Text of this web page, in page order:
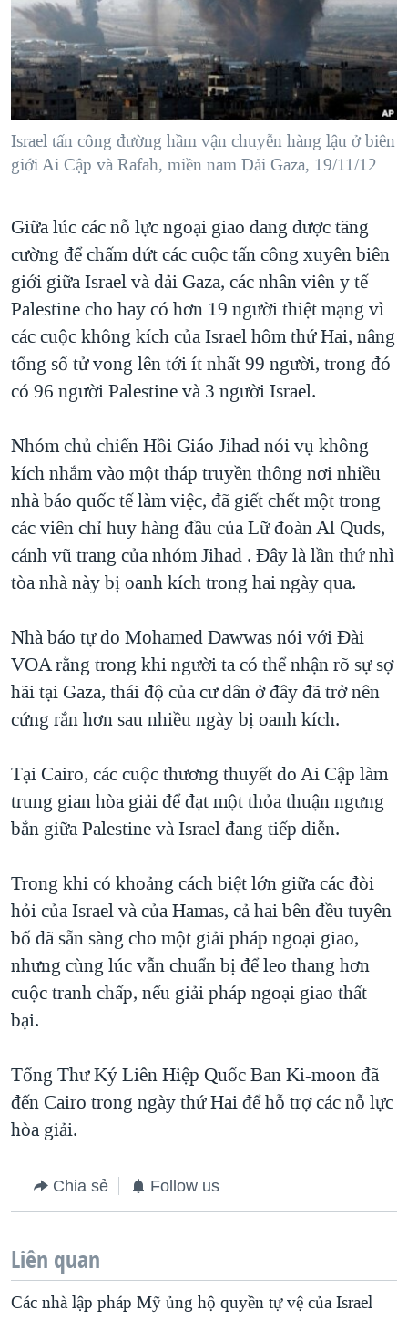
"Tìm" NGƯỜI VIỆT HẢI NGOẠI
ĐỜI SỐNG
KINH TẾ
KHOA HỌC
SỨC KHOẺ
GIÁO DỤC
TẠI
HÀNH TRÌNH BẦU CỬ 2024
MỘT NĂM CHIẾN TRANH TẠI DẢI GAZA
GIẢI MÃ VÀNH ĐAI & CON ĐƯỜNG
NGÀY TỊ NẠN THẾ GIỚI
TRỊNH VĨNH BÌNH - NGƯỜI HẠ 'BÊN THẮNG CUỘC'
CHI PHÍ CHIẾN TRANH AFGHANISTAN
CÁC GIÁ TRỊ CỘNG HÒA Ở VIỆT NAM
THƯỢNG ĐỈNH TRUMP-KIM TẠI VIỆT NAM
TRỊNH VĨNH BÌNH VS. CHÍNH PHỦ VIỆT NAM
NGƯ DÂN VIỆT VÀ LÀN SÓNG TRỘM HẢI SÂM
BÊN KIA QUỐC LỘ: TIẾNG VỌNG TỪ NÔNG THÔN MỸ
VIDEO
NGHE
MẠNG XÃ HỘI
Israel tấn công đường hầm vận chuyễn hàng lậu ở biên
giới Ai Cập và Rafah, miền nam Dải Gaza, 19/11/12
Giữa lúc các nỗ lực ngoại giao đang được tăng
cường để chấm dứt các cuộc tấn công xuyên biên
giới giữa Israel và dải Gaza, các nhân viên y tế
Palestine cho hay có hơn 19 người thiệt mạng vì
các cuộc không kích của Israel hôm thứ Hai, nâng
tổng số tử vong lên tới ít nhất 99 người, trong đó
có 96 người Palestine và 3 người Israel.
Nhóm chủ chiến Hồi Giáo Jihad nói vụ không
kích nhắm vào một tháp truyền thông nơi nhiều
nhà báo quốc tế làm việc, đã giết chết một trong
các viên chỉ huy hàng đầu của Lữ đoàn Al Quds,
cánh vũ trang của nhóm Jihad . Đây là lần thứ nhì
tòa nhà này bị oanh kích trong hai ngày qua.
Nhà báo tự do Mohamed Dawwas nói với Đài
VOA rằng trong khi người ta có thể nhận rõ sự sợ
hãi tại Gaza, thái độ của cư dân ở đây đã trở nên
cứng rắn hơn sau nhiều ngày bị oanh kích.
Tại Cairo, các cuộc thương thuyết do Ai Cập làm
trung gian hòa giải để đạt một thỏa thuận ngưng
bắn giữa Palestine và Israel đang tiếp diễn.
Trong khi có khoảng cách biệt lớn giữa các đòi
hỏi của Israel và của Hamas, cả hai bên đều tuyên
bố đã sẵn sàng cho một giải pháp ngoại giao,
nhưng cùng lúc vẫn chuẩn bị để leo thang hơn
cuộc tranh chấp, nếu giải pháp ngoại giao thất
bại.
Tổng Thư Ký Liên Hiệp Quốc Ban Ki-moon đã
đến Cairo trong ngày thứ Hai để hỗ trợ các nỗ lực
hòa giải.
Chia sẻ Follow us
Liên quan
Các nhà lập pháp Mỹ ủng hộ quyền tự vệ của Israel